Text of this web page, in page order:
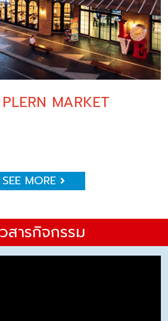
MARKET
SEE MORE
สารกิจกรรม